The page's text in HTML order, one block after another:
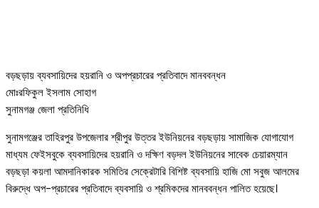
বড়ছড়ায় ব্যবসায়িদের হয়রানি ও অপপ্রচারের প্রতিবাদে মানববন্ধন
মোঃরফিকুল ইসলাম সোহাগ
সুনামগঞ্জ জেলা প্রতিনিধি
সুনামগঞ্জের তাহিরপুর উপজেলার শ্রীপুর উত্তর ইউনিয়নের বড়ছড়ায় সামাজিক যোগাযোগ
মাধ্যম ফেইসবুকে ব্যবসায়িদের হয়রানি ও দক্ষিণ বড়দল ইউনিয়নের সাবেক চেয়ারম্যান
বড়ছড়া কয়লা আমদানিকারক সমিতির সেক্রেটারি বিশিষ্ট ব্যবসায়ি হাজি মো সবুজ আলমের
বিরুদ্ধে অপ-প্রচারের প্রতিবাদে ব্যবসায়ি ও শ্রমিকদের মানববন্ধন পালিত হয়েছে।